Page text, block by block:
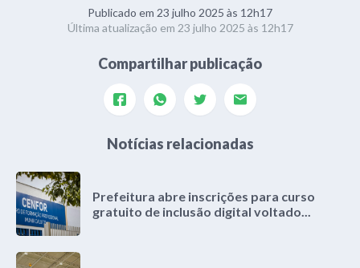
Publicado em 23 julho 2025 às 12h17
Última atualização em 23 julho 2025 às 12h17
Compartilhar publicação
Notícias relacionadas
Prefeitura abre inscrições para curso
gratuito de inclusão digital voltado...